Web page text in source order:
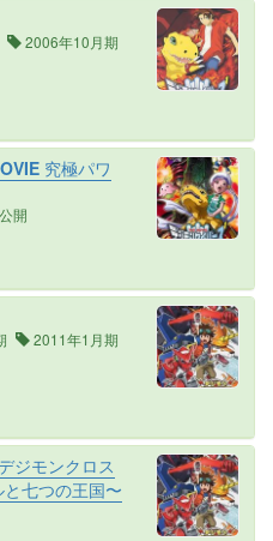
2006年10月期
究極パワ
開
2011年1月期
ジモンクロス
七つの王国〜